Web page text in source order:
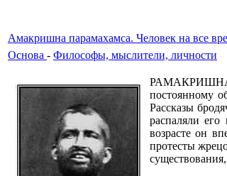
Амакришна парамахамса. Человек на все
Основа - Философы, мыслители, личности
РАМАКРИШНА
постоянному
Рассказы
распаляли
возрасте он
протесты